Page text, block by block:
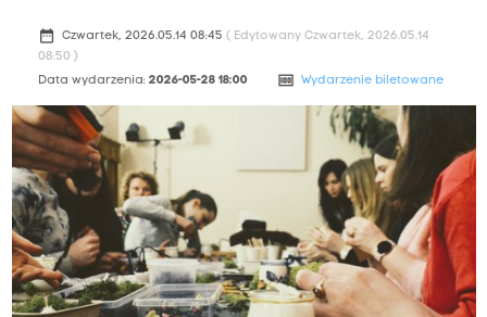
date_range Czwartek, 2026.05.14 08:45 ( Edytowany Czwartek, 2026.05.14
08:50 )
Data wydarzenia: 2026-05-28 18:00 money Wydarzenie biletowane